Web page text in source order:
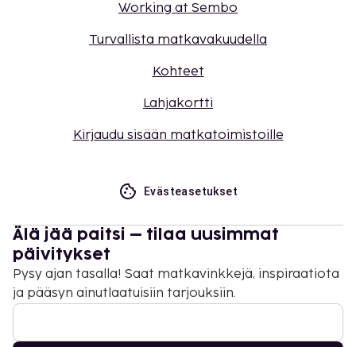
Working at Sembo
Turvallista matkavakuudella
Kohteet
Lahjakortti
Kirjaudu sisään matkatoimistoille
Evästeasetukset
Älä jää paitsi – tilaa uusimmat
päivitykset
Pysy ajan tasalla! Saat matkavinkkejä, inspiraatiota
ja pääsyn ainutlaatuisiin tarjouksiin.